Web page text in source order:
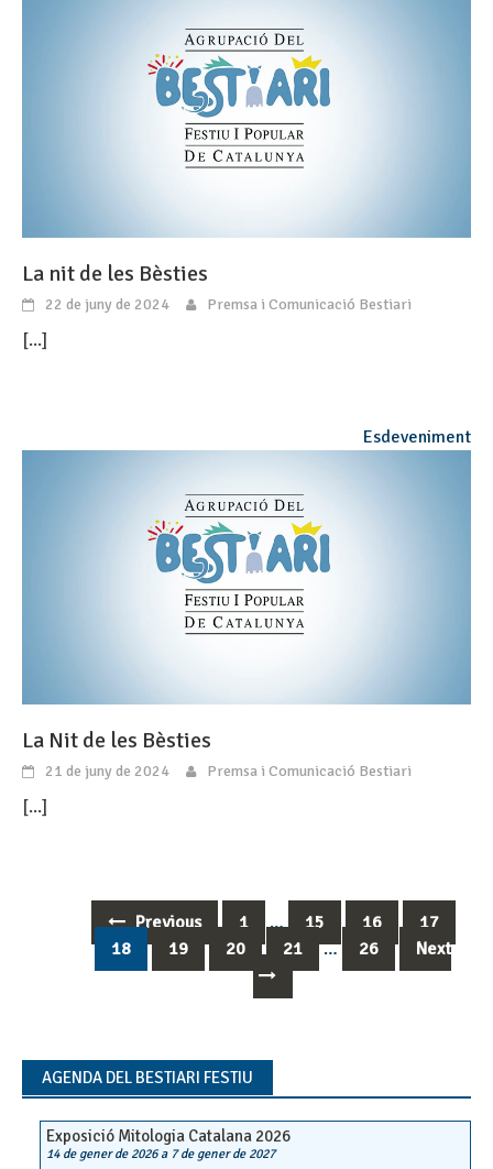
La nit de les Bèsties
22 de juny de 2024 Premsa i Comunicació Bestiari
[...]
Esdeveniment
La Nit de les Bèsties
21 de juny de 2024 Premsa i Comunicació Bestiari
[...]
navigation
Previous 1 … 15 16
17
18
19 20 21 … 26 Next
AGENDA DEL BESTIARI FESTIU
Exposició Mitologia Catalana 2026
14 de gener de 2026a 7 de gener de 2027